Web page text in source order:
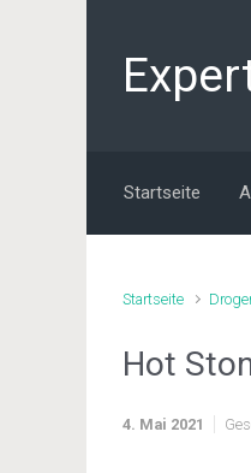
Startseite
Startseite
Hot
4. Mai 2021